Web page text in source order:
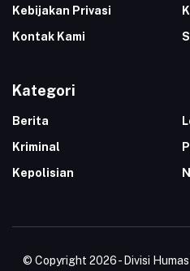
Kebijakan Privasi
Kontak Kami
Kategori
Berita
Kriminal
Kepolisian
© Copyright 2026 - Divisi